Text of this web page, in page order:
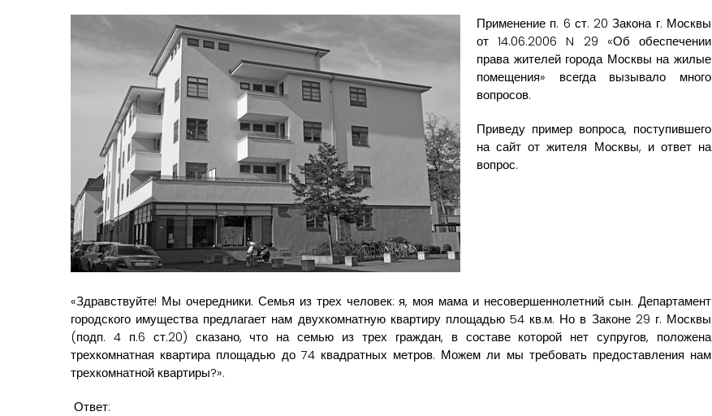
Применение п. 6 ст. 20 Закона г. Москвы
от 14.06.2006 N 29 «Об обеспечении
права жителей города Москвы на жилые
помещения» всегда вызывало много
вопросов.
Приведу пример вопроса, поступившего
на сайт от жителя Москвы, и ответ на
вопрос.
«Здравствуйте! Мы очередники. Семья из трех человек: я, моя мама и несовершеннолетний сын. Департамент
городского имущества предлагает нам двухкомнатную квартиру площадью 54 кв.м. Но в Законе 29 г. Москвы
(подп. 4 п.6 ст.20) сказано, что на семью из трех граждан, в составе которой нет супругов, положена
трехкомнатная квартира площадью до 74 квадратных метров. Можем ли мы требовать предоставления нам
трехкомнатной квартиры?».
Ответ: